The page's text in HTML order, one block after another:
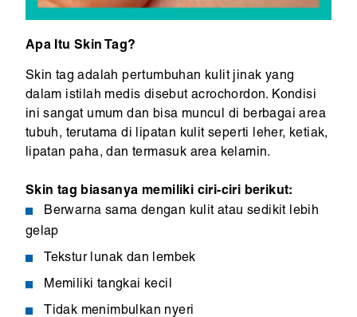
Apa Itu Skin Tag?
Skin tag adalah pertumbuhan kulit jinak yang
dalam istilah medis disebut acrochordon. Kondisi
ini sangat umum dan bisa muncul di berbagai area
tubuh, terutama di lipatan kulit seperti leher, ketiak,
lipatan paha, dan termasuk area kelamin.
Skin tag biasanya memiliki ciri-ciri berikut:
Berwarna sama dengan kulit atau sedikit lebih
gelap
Tekstur lunak dan lembek
Memiliki tangkai kecil
Tidak menimbulkan nyeri